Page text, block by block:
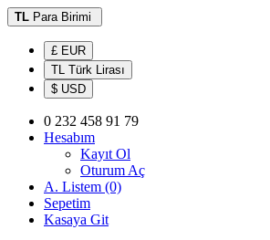
TL Para Birimi
£ EUR
TL Türk Lirası
$ USD
0 232 458 91 79
Hesabım
Kayıt Ol
Oturum Aç
A. Listem (0)
Sepetim
Kasaya Git